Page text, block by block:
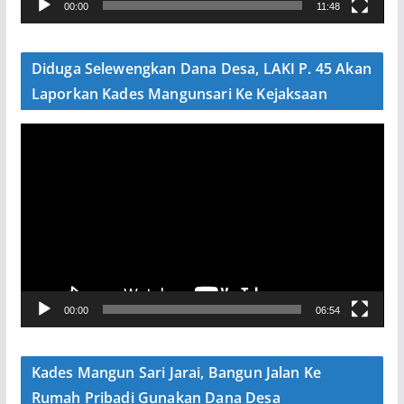
e
00:00 11:48
Diduga Selewengkan Dana Desa, LAKI P. 45 Akan
Laporkan Kades Mangunsari Ke Kejaksaan
V
e
00:00 06:54
Kades Mangun Sari Jarai, Bangun Jalan Ke
Rumah Pribadi Gunakan Dana Desa